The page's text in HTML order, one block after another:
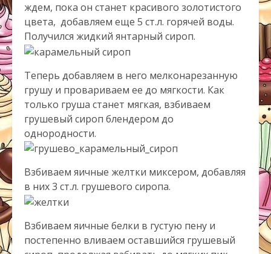
ждем, пока он станет красивого золотистого
цвета, добавляем еще 5 ст.л. горячей воды.
Получился жидкий янтарный сироп.
Теперь добавляем в него мелконарезанную
грушу и провариваем ее до мягкости. Как
только груша станет мягкая, взбиваем
грушевый сироп блендером до
однородности.
Взбиваем яичные желтки миксером, добавляя
в них 3 ст.л. грушевого сиропа.
Взбиваем яичные белки в густую пену и
постепенно вливаем оставшийся грушевый